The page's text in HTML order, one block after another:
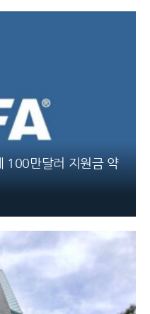
100만달러 지원금 약